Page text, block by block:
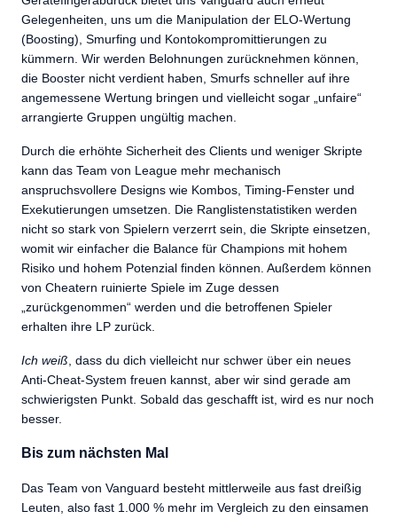
Gelegenheiten, uns um die Manipulation der ELO-Wertung
(Boosting), Smurfing und Kontokompromittierungen zu
kümmern. Wir werden Belohnungen zurücknehmen können,
die Booster nicht verdient haben, Smurfs schneller auf ihre
angemessene Wertung bringen und vielleicht sogar „unfaire“
arrangierte Gruppen ungültig machen.
Durch die erhöhte Sicherheit des Clients und weniger Skripte
kann das Team von League mehr mechanisch
anspruchsvollere Designs wie Kombos, Timing-Fenster und
Exekutierungen umsetzen. Die Ranglistenstatistiken werden
nicht so stark von Spielern verzerrt sein, die Skripte einsetzen,
womit wir einfacher die Balance für Champions mit hohem
Risiko und hohem Potenzial finden können. Außerdem können
von Cheatern ruinierte Spiele im Zuge dessen
„zurückgenommen“ werden und die betroffenen Spieler
erhalten ihre LP zurück.
Ich weiß , dass du dich vielleicht nur schwer über ein neues
Anti-Cheat-System freuen kannst, aber wir sind gerade am
schwierigsten Punkt. Sobald das geschafft ist, wird es nur noch
besser.
Bis zum nächsten Mal
Das Team von Vanguard besteht mittlerweile aus fast dreißig
Leuten, also fast 1.000 % mehr im Vergleich zu den einsamen